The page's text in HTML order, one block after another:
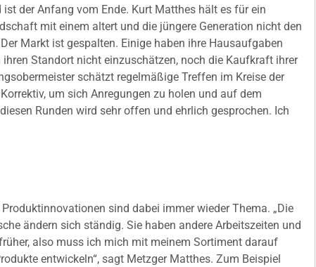
der Anfang vom Ende. Kurt Matthes hält es für ein
mit einem altert und die jüngere Generation nicht den
Markt ist gespalten. Einige haben ihre Hausaufgaben
Standort nicht einzuschätzen, noch die Kaufkraft ihrer
schätzt regelmäßige Treffen im Kreise der
um sich Anregungen zu holen und auf dem
Runden wird sehr offen und ehrlich gesprochen. Ich
sind dabei immer wieder Thema. „Die
ändern sich ständig. Sie haben andere Arbeitszeiten und
also muss ich mich mit meinem Sortiment darauf
entwickeln“, sagt Metzger Matthes. Zum Beispiel